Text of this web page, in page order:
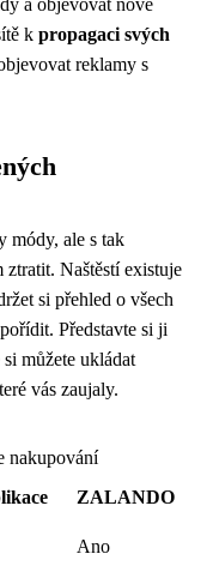
a objevovat nové
k propagaci svých
reklamy s
módy, ale s tak
ztratit. Naštěstí existuje
si přehled o všech
Představte si ji
můžete ukládat
vás zaujaly.
nakupování
ZALANDO
Ano